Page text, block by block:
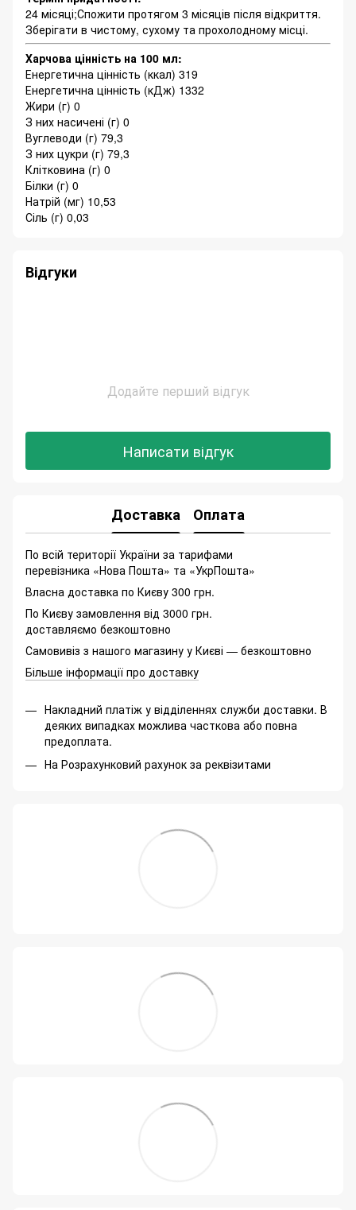
24 місяці;Спожити протягом 3 місяців після відкриття.
Зберігати в чистому, сухому та прохолодному місці.
Харчова цінність на 100 мл:
Енергетична цінність (ккал) 319
Енергетична цінність (кДж) 1332
Жири (г) 0
З них насичені (г) 0
Вуглеводи (г) 79,3
З них цукри (г) 79,3
Клітковина (г) 0
Білки (г) 0
Натрій (мг) 10,53
Сіль (г) 0,03
Відгуки
Додайте перший відгук
Написати відгук
Доставка Оплата
По всій території України за тарифами
перевізника «Нова Пошта» та «УкрПошта»
Власна доставка по Києву 300 грн.
По Києву замовлення від 3000 грн.
доставляємо безкоштовно
Самовивіз з нашого магазину у Києві — безкоштовно
Більше інформації про доставку
Накладний платіж у відділеннях служби доставки. В
деяких випадках можлива часткова або повна
предоплата.
На Розрахунковий рахунок за реквізитами